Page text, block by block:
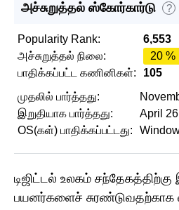
அச்சுறுத்தல் ஸ்கோர்கார்டு ?
Popularity Rank:
6,553
அச்சுறுத்தல் நிலை:
20
பாதிக்கப்பட்ட கணினிகள்:
105
முதலில் பார்த்தது:
இறுதியாக பார்த்தது:
April
OS(கள்) பாதிக்கப்பட்டது:
டிஜிட்டல் உலகம் சந்தேகத்திற்கு
பயனர்களைச் சுரண்டுவதற்காக